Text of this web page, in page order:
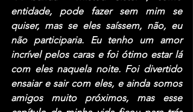
entidade, pode fazer sem mim se
quiser, mas se eles saíssem, não, eu
não participaria. Eu tenho um amor
incrível pelos caras e foi ótimo estar lá
com eles naquela noite. Foi divertido
ensaiar e sair com eles, e ainda somos
amigos muito próximos, mas esse